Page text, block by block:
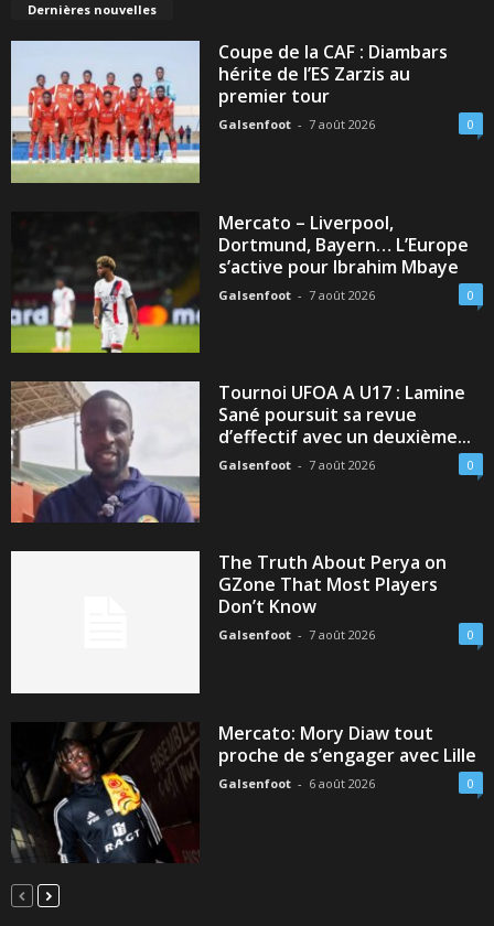
Dernières nouvelles
Coupe de la CAF : Diambars
hérite de l’ES Zarzis au
premier tour
Galsenfoot - 7 août 2026 0
Mercato – Liverpool,
Dortmund, Bayern… L’Europe
s’active pour Ibrahim Mbaye
Galsenfoot - 7 août 2026 0
Tournoi UFOA A U17 : Lamine
Sané poursuit sa revue
d’effectif avec un deuxième...
Galsenfoot - 7 août 2026 0
The Truth About Perya on
GZone That Most Players
Don’t Know
Galsenfoot - 7 août 2026 0
Mercato: Mory Diaw tout
proche de s’engager avec Lille
Galsenfoot - 6 août 2026 0